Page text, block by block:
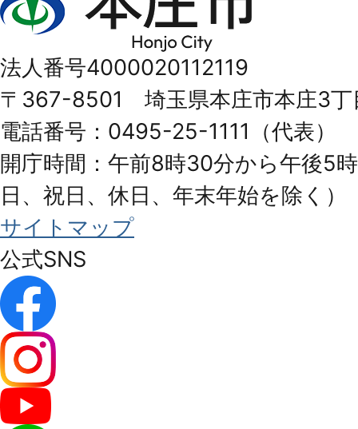
庄
Honjo
City
法人番号4000020112119
〒367-8501 埼玉県本庄市本庄3丁
電話番号：0495-25-1111（代表）
開庁時間：午前8時30分から午後5
日、祝日、休日、年末年始を除く）
サイトマップ
公式SNS